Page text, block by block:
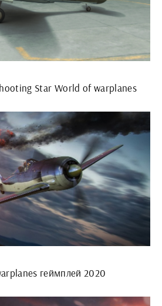
Star World of warplanes
геймплей 2020